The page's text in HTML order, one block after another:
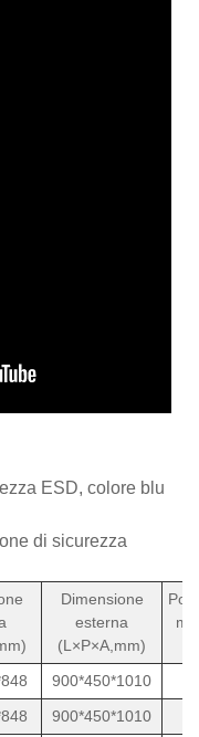
ESD, colore blu
di sicurezza
Dimensione
esterna
(L×P×A,mm)
900*450*1010
900*450*1010